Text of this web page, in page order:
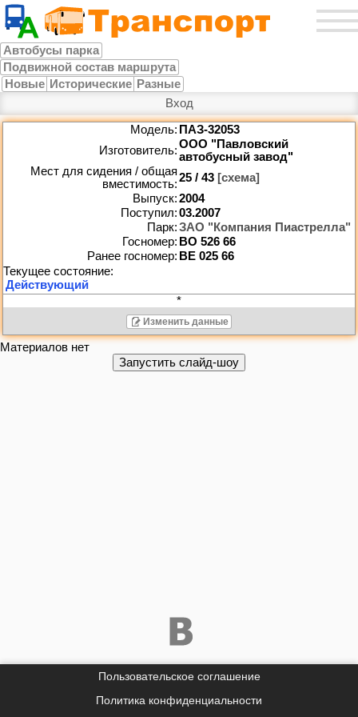
Автобусы парка
Подвижной состав маршрута
Новые Исторические Разные
Вход
Модель: ПАЗ-32053
Изготовитель:ООО "Павловский
автобусный завод"
Мест для сидения / общая
вместимость:25 / 43 [схема]
Выпуск:2004
Поступил:03.2007
Парк:ЗАО "Компания Пиастрелла"
Госномер: ВО 526 66
Ранее госномер: ВЕ 025 66
*
Изменить данные
Материалов нет
Пользовательское соглашение
Политика конфиденциальности